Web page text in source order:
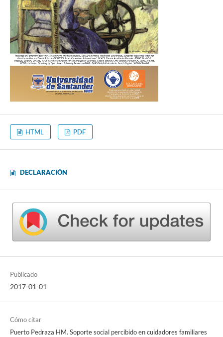
HTML PDF
DECLARACIÓN
Publicado
2017-01-01
Cómo citar
Puerto Pedraza HM. Soporte social percibido en cuidadores familiares